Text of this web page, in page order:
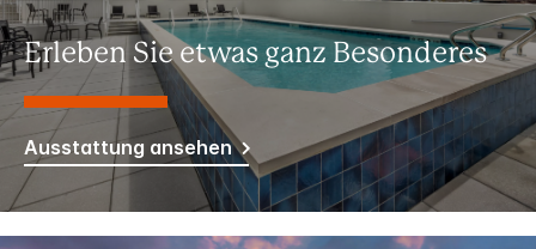
Erleben Sie etwas ganz Besonderes
Ausstattung ansehen